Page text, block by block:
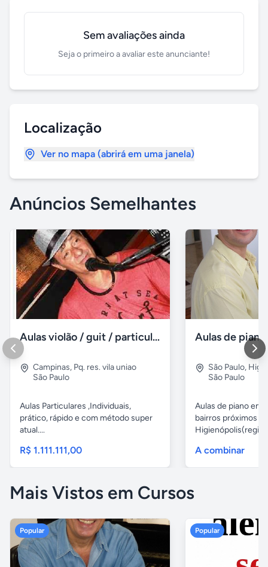
Sem avaliações ainda
Seja o primeiro a avaliar este anunciante!
Localização
Ver no mapa (abrirá em uma janela)
Anúncios Semelhantes
Aulas violão / guit / particular
Campinas, Pq. res. vila uniao
São Paulo
Aulas Particulares ,Individuais,
prático, rápido e com método super
atual....
R$ 1.111.111,00
São Paulo,
São Paulo
Aulas de piano em
bairros próximos
A combinar
Mais Vistos em Cursos
Popular Popular